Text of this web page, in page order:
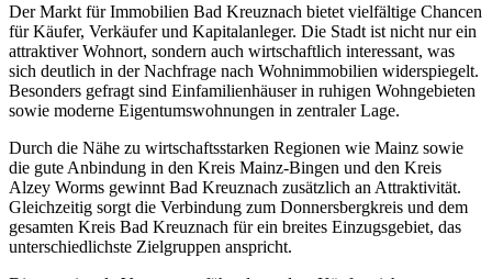
Der Markt für Immobilien Bad Kreuznach bietet vielfältige Chancen
für Käufer, Verkäufer und Kapitalanleger. Die Stadt ist nicht nur ein
attraktiver Wohnort, sondern auch wirtschaftlich interessant, was
sich deutlich in der Nachfrage nach Wohnimmobilien widerspiegelt.
Besonders gefragt sind Einfamilienhäuser in ruhigen Wohngebieten
sowie moderne Eigentumswohnungen in zentraler Lage.
Durch die Nähe zu wirtschaftsstarken Regionen wie Mainz sowie
die gute Anbindung in den Kreis Mainz-Bingen und den Kreis
Alzey Worms gewinnt Bad Kreuznach zusätzlich an Attraktivität.
Gleichzeitig sorgt die Verbindung zum Donnersbergkreis und dem
gesamten Kreis Bad Kreuznach für ein breites Einzugsgebiet, das
unterschiedlichste Zielgruppen anspricht.